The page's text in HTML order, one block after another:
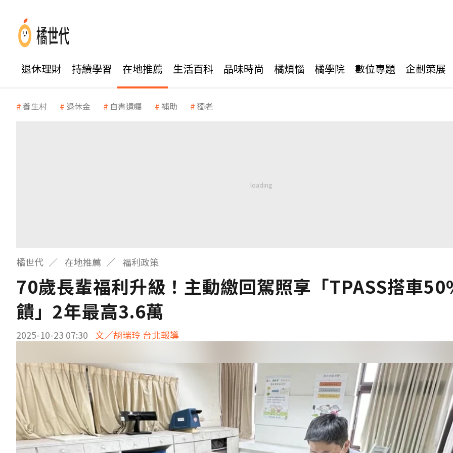
退休理財 持續學習 在地推薦 生活百科 品味時尚 橘煩惱 橘學院 數位專題 企劃策展
養生村 退休金 自書遺囑 補助 獨老
橘世代 在地推薦 福利政策
70歲長輩福利升級！主動繳回駕照享「TPASS搭車
饋」2年最高3.6萬
2025-10-23 07:30 文／胡瑞玲 台北報導